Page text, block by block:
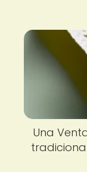
Una